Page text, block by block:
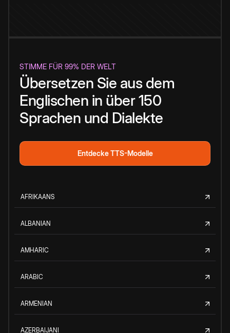
STIMME FÜR 99% DER WELT
Übersetzen Sie aus dem
Englischen in über 150
Sprachen und Dialekte
Entdecke TTS-Modelle
AFRIKAANS
ALBANIAN
AMHARIC
ARABIC
ARMENIAN
AZERBAIJANI